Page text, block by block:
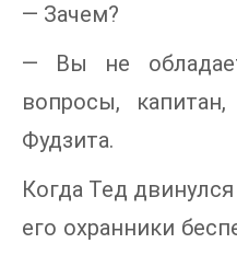
— Зачем?
— Вы не
вопросы,
Фудзита.
Когда Тед
его охранники